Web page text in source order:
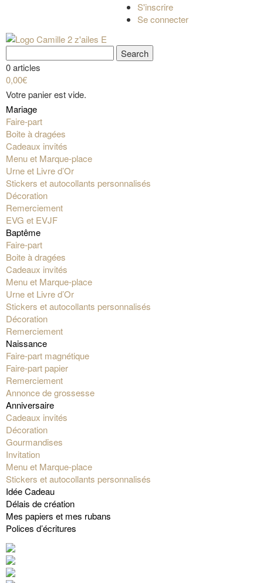
S'inscrire
Se connecter
0 articles
0,00€
Votre panier est vide.
Mariage
Faire-part
Boite à dragées
Cadeaux invités
Menu et Marque-place
Urne et Livre d’Or
Stickers et autocollants personnalisés
Décoration
Remerciement
EVG et EVJF
Baptême
Faire-part
Boite à dragées
Cadeaux invités
Menu et Marque-place
Urne et Livre d’Or
Stickers et autocollants personnalisés
Décoration
Remerciement
Naissance
Faire-part magnétique
Faire-part papier
Remerciement
Annonce de grossesse
Anniversaire
Cadeaux invités
Décoration
Gourmandises
Invitation
Menu et Marque-place
Stickers et autocollants personnalisés
Idée Cadeau
Délais de création
Mes papiers et mes rubans
Polices d’écritures